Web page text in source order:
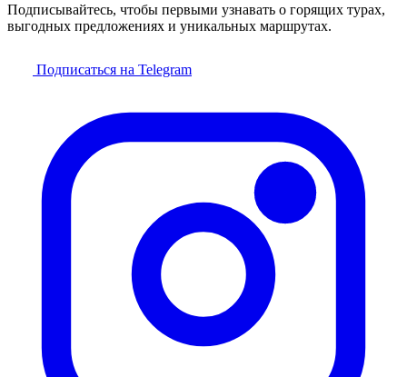
Подписывайтесь, чтобы первыми узнавать о горящих турах,
выгодных предложениях и уникальных маршрутах.
Подписаться на Telegram